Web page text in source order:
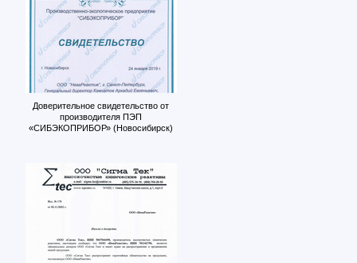
Доверительное свидетельство от
производителя ПЭП
«СИБЭКОПРИБОР» (Новосибирск)